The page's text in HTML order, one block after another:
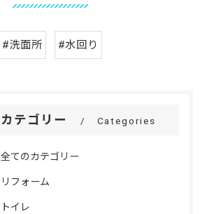
#洗面所 #水回り
カテゴリー Categories
全てのカテゴリー
リフォーム
トイレ